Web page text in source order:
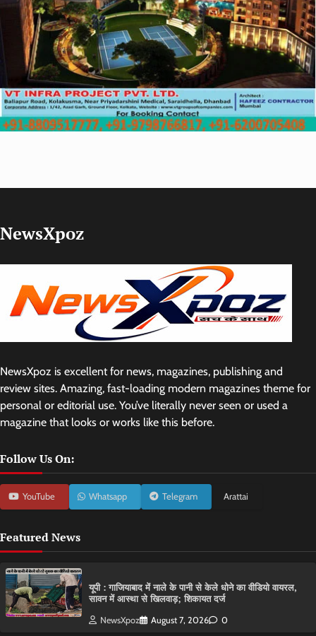
NewsXpoz
NewsXpoz is excellent for news, magazines, publishing and
review sites. Amazing, fast-loading modern magazines theme for
personal or editorial use. You’ve literally never seen or used a
magazine that looks or works like this before.
Follow Us On:
YouTube Whatsapp Telegram Arattai
Featured News
यूपी : गाजियाबाद में नाले के पानी से केले धोने का वीडियो वायरल,
सावन में आस्था से खिलवाड़; शिकायत दर्ज
NewsXpoz August 7, 2026 0